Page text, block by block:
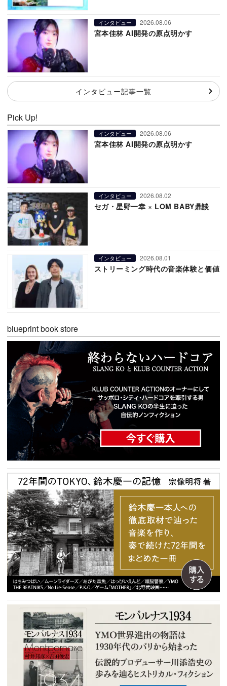
インタビュー 2026.08.06
宮本佳林 AI開発の原点明かす
インタビュー記事一覧
Pick Up!
インタビュー 2026.08.06
宮本佳林 AI開発の原点明かす
インタビュー 2026.08.02
セガ・星野一幸 × LOM BABY鼎談
インタビュー 2026.08.01
ストリーミング時代の音楽体験と価値
blueprint book store